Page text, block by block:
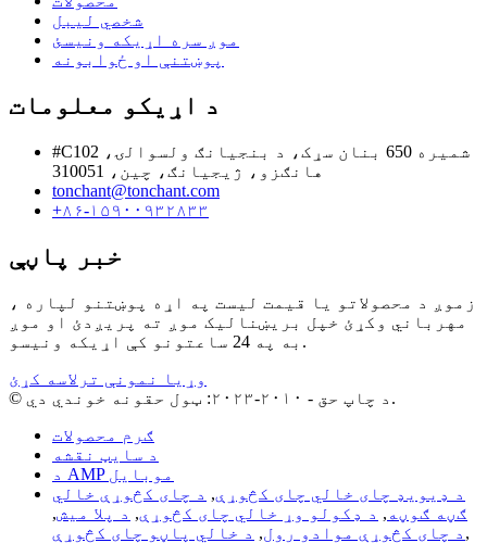
شخصي لیبل
موږ سره اړیکه ونیسئ
پوښتنې او ځوابونه
د اړیکو معلومات
#C102 شمیره 650 بنان سړک، د بنجیانګ ولسوالۍ،
هانګزو، ژیجیانګ، چین، 310051
tonchant@tonchant.com
+۸۶-۱۵۹۰۰۹۳۲۸۳۳
خبر پاڼې
زموږ د محصولاتو یا قیمت لیست په اړه پوښتنو لپاره ،
مهرباني وکړئ خپل بریښنالیک موږ ته پریږدئ او موږ
به په 24 ساعتونو کې اړیکه ونیسو.
وړیا نمونې ترلاسه کړئ
© د چاپ حق - ۲۰۱۰-۲۰۲۳: ټول حقونه خوندي دي.
ګرم محصولات
د سایټ نقشه
د AMP موبایل
د ډیویډ چای خالي چای کڅوړې, د چای کڅوړې خالي
ګڼه ګوڼه , د ډکولو وړ خالي چای کڅوړې, د پلا میش,
د چای کڅوړې موادو رول, د خالي پاڼو چای کڅوړې ,